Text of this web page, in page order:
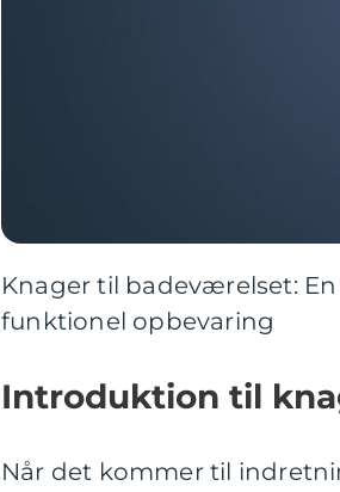
Knager til badeværelset:
funktionel opbevaring
Introduktion til
Når det kommer til